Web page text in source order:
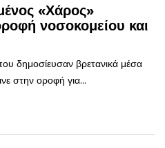
«Χάρος»
νοσοκομείου και
δημοσίευσαν βρετανικά μέσα
στην οροφή για...